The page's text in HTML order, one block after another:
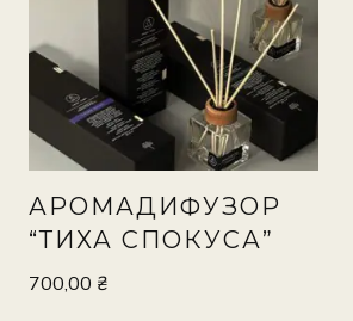
АРОМАДИФУЗОР
“ТИХА СПОКУСА”
700,00 ₴